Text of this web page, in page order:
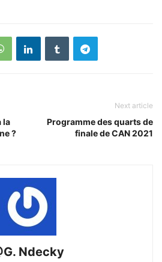
la
?
Next article
Programme des quarts de
finale de CAN 2021
Ndecky